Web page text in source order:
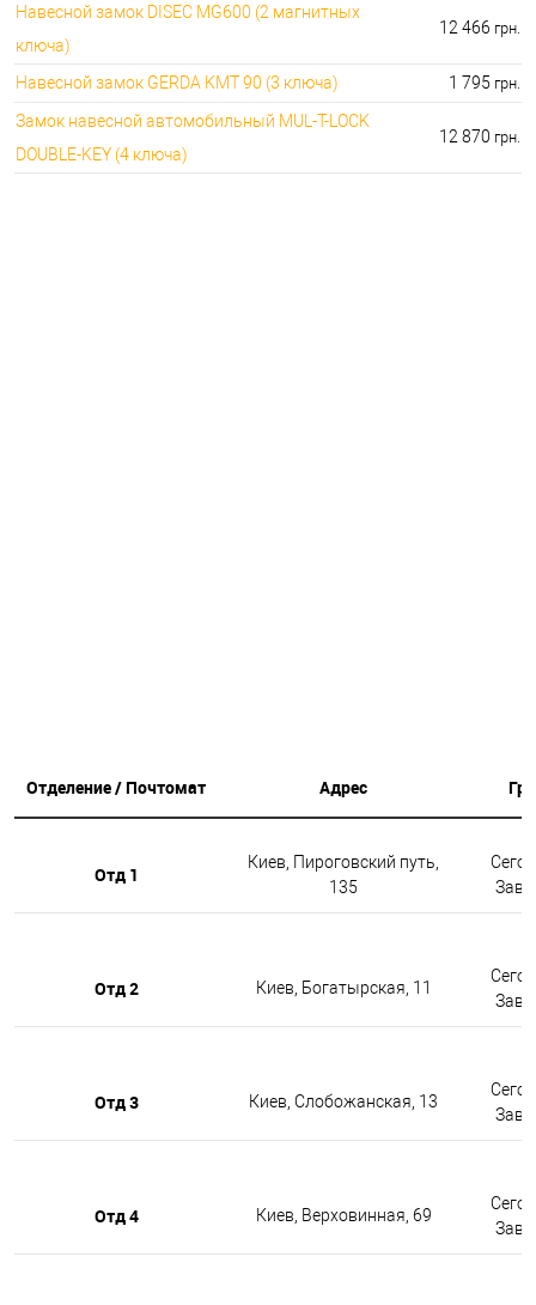
Навесной замок DISEC MG600 (2 магнитных
ключа)
12 466 грн.
Навесной замок GERDA KMT 90 (3 ключа) 1 795 грн.
Замок навесной автомобильный MUL-T-LOCK
DOUBLE-KEY (4 ключа)
12 870 грн.
Отделение / Почтомат Адрес
Отд 1
Киев, Пироговский путь,
135
Отд 2 Киев, Богатырская, 11
Отд 3 Киев, Слобожанская, 13
Отд 4 Киев, Верховинная, 69